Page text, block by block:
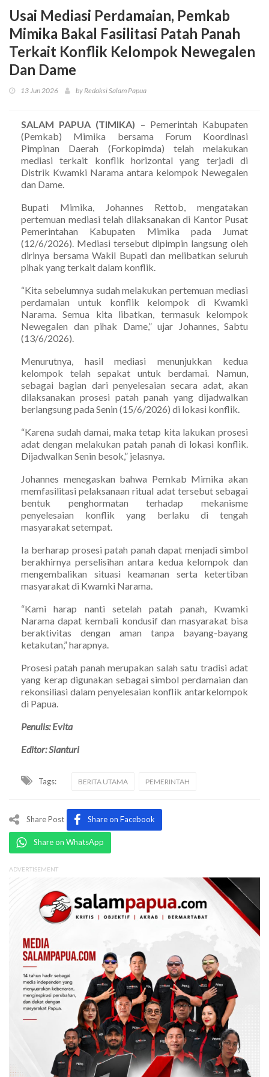
Usai Mediasi Perdamaian, Pemkab
Mimika Bakal Fasilitasi Patah Panah
Terkait Konflik Kelompok Newegalen
Dan Dame
13 Jun 2026 by Redaksi Salam Papua
SALAM PAPUA (TIMIKA) – Pemerintah Kabupaten
(Pemkab) Mimika bersama Forum Koordinasi
Pimpinan Daerah (Forkopimda) telah melakukan
mediasi terkait konflik horizontal yang terjadi di
Distrik Kwamki Narama antara kelompok Newegalen
dan Dame.
Bupati Mimika, Johannes Rettob, mengatakan
pertemuan mediasi telah dilaksanakan di Kantor Pusat
Pemerintahan Kabupaten Mimika pada Jumat
(12/6/2026). Mediasi tersebut dipimpin langsung oleh
dirinya bersama Wakil Bupati dan melibatkan seluruh
pihak yang terkait dalam konflik.
“Kita sebelumnya sudah melakukan pertemuan mediasi
perdamaian untuk konflik kelompok di Kwamki
Narama. Semua kita libatkan, termasuk kelompok
Newegalen dan pihak Dame,” ujar Johannes, Sabtu
(13/6/2026).
Menurutnya, hasil mediasi menunjukkan kedua
kelompok telah sepakat untuk berdamai. Namun,
sebagai bagian dari penyelesaian secara adat, akan
dilaksanakan prosesi patah panah yang dijadwalkan
berlangsung pada Senin (15/6/2026) di lokasi konflik.
“Karena sudah damai, maka tetap kita lakukan prosesi
adat dengan melakukan patah panah di lokasi konflik.
Dijadwalkan Senin besok,” jelasnya.
Johannes menegaskan bahwa Pemkab Mimika akan
memfasilitasi pelaksanaan ritual adat tersebut sebagai
bentuk penghormatan terhadap mekanisme
penyelesaian konflik yang berlaku di tengah
masyarakat setempat.
Ia berharap prosesi patah panah dapat menjadi simbol
berakhirnya perselisihan antara kedua kelompok dan
mengembalikan situasi keamanan serta ketertiban
masyarakat di Kwamki Narama.
“Kami harap nanti setelah patah panah, Kwamki
Narama dapat kembali kondusif dan masyarakat bisa
beraktivitas dengan aman tanpa bayang-bayang
ketakutan,” harapnya.
Prosesi patah panah merupakan salah satu tradisi adat
yang kerap digunakan sebagai simbol perdamaian dan
rekonsiliasi dalam penyelesaian konflik antarkelompok
di Papua.
Penulis: Evita
Editor: Sianturi
Tags: BERITA UTAMA PEMERINTAH
Share Post Share on Facebook
Share on WhatsApp
ADVERTISEMENT